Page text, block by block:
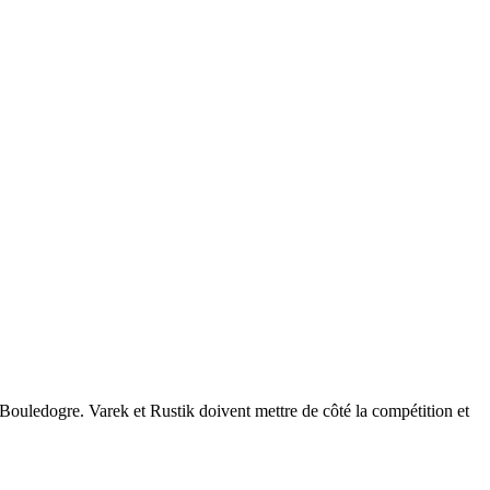
Varek et Rustik doivent mettre de côté la compétition et